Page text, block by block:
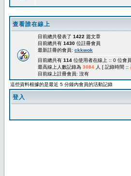
查看誰在線上
目前總共發表了 1422 篇文章
目前總共有 1430 位註冊會員
最新註冊的會員: ckkwok
目前總共有 114 位使用者在線上 :: 0 位會
最高線上人數記錄為 3084 人 [ 記錄時間 ::
目前線上註冊會員: 沒有
這些資料根據的是最近 5 分鐘內會員的活動記錄
登入